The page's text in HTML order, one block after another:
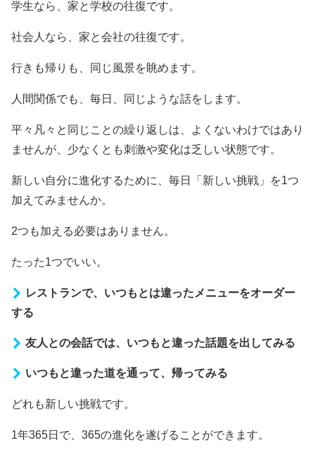
学生なら、家と学校の往復です。
社会人なら、家と会社の往復です。
行きも帰りも、同じ風景を眺めます。
人間関係でも、毎日、同じような話をします。
平々凡々と同じことの繰り返しは、よくないわけではあり
ませんが、少なくとも刺激や変化は乏しい状態です。
新しい自分に進化するために、毎日「新しい挑戦」を1つ
加えてみませんか。
2つも加える必要はありません。
たった1つでいい。
レストランで、いつもとは違ったメニューをオーダー
する
友人との会話では、いつもと違った話題を出してみる
いつもと違った道を通って、帰ってみる
どれも新しい挑戦です。
1年365日で、365の進化を遂げることができます。